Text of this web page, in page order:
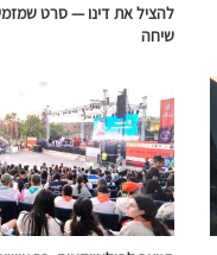
להציל את דינו — סרט
שיחה